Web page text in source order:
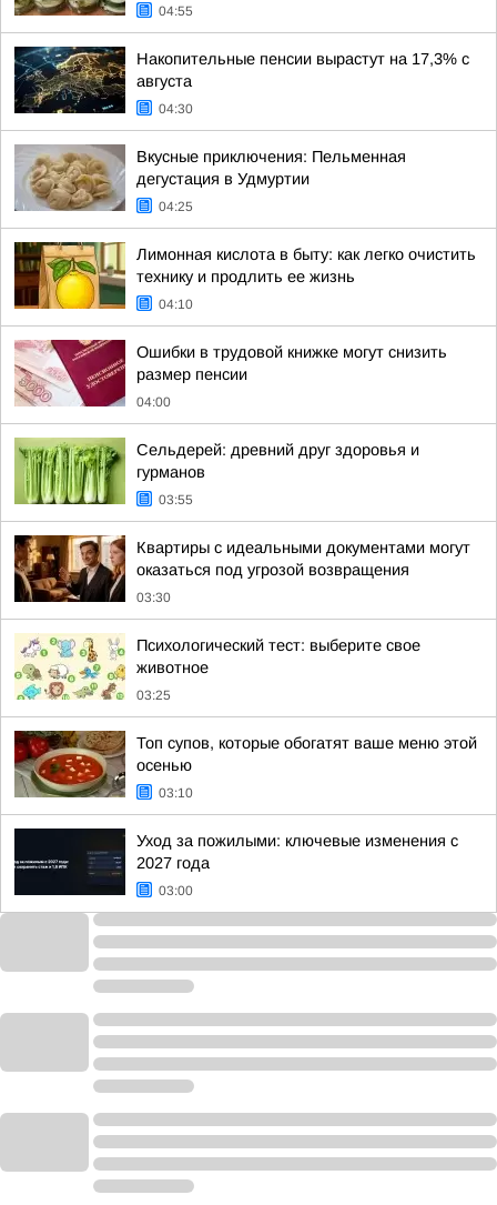
04:55
Накопительные пенсии вырастут на 17,3% с
августа
04:30
Вкусные приключения: Пельменная
дегустация в Удмуртии
04:25
Лимонная кислота в быту: как легко очистить
технику и продлить ее жизнь
04:10
Ошибки в трудовой книжке могут снизить
размер пенсии
04:00
Сельдерей: древний друг здоровья и
гурманов
03:55
Квартиры с идеальными документами могут
оказаться под угрозой возвращения
03:30
Психологический тест: выберите свое
животное
03:25
Топ супов, которые обогатят ваше меню этой
осенью
03:10
Уход за пожилыми: ключевые изменения с
2027 года
03:00